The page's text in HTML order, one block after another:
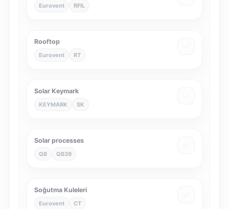
Eurovent RFIL
Rooftop
Eurovent RT
Solar Keymark
KEYMARK SK
Solar processes
QB QB39
Soğutma Kuleleri
Eurovent CT